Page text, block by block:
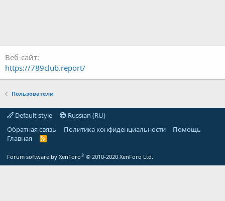
Веб-сайт
https://789club.report/
Пользователи
Default style
Russian (RU)
Обратная связь
Политика конфиденциальности
Помощь
Главная
R
Forum software by XenForo® © 2010-2020 XenForo Ltd.